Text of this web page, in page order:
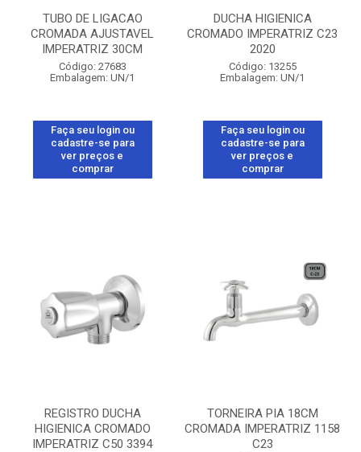
TUBO DE LIGACAO
CROMADA AJUSTAVEL
IMPERATRIZ 30CM
Código: 27683
Embalagem: UN/1
Faça seu login ou
cadastre-se para
ver preços e
comprar
DUCHA HIGIENICA
CROMADO IMPERATRIZ C23
2020
Código: 13255
Embalagem: UN/1
Faça seu login ou
cadastre-se para
ver preços e
comprar
REGISTRO DUCHA
HIGIENICA CROMADO
IMPERATRIZ C50 3394
TORNEIRA PIA 18CM
CROMADA IMPERATRIZ 1158
C23